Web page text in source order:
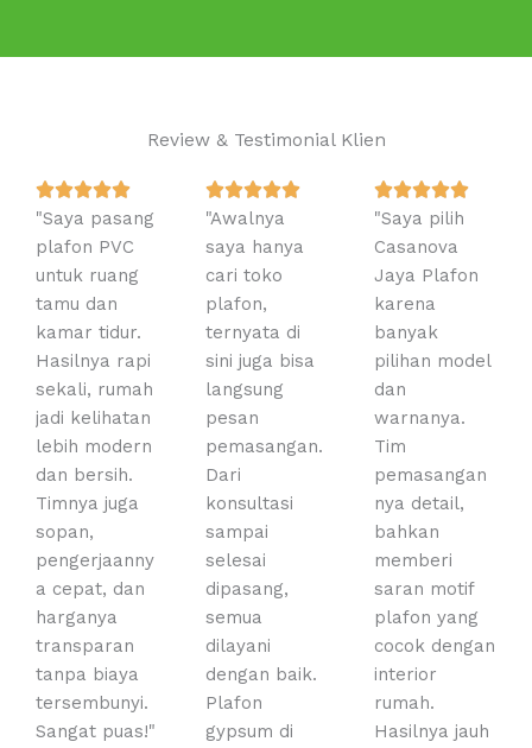
Review & Testimonial Klien
R
a
t
e
5
o
u
t
o
5
"Saya pasang
plafon PVC
untuk ruang
tamu dan
kamar tidur.
Hasilnya rapi
sekali, rumah
jadi kelihatan
lebih modern
dan bersih.
Timnya juga
sopan,
pengerjaanny
a cepat, dan
harganya
transparan
tanpa biaya
tersembunyi.
Sangat puas!"
R
t
5
o
o
"Awalnya
saya hanya
cari toko
plafon,
ternyata di
sini juga bisa
langsung
pesan
pemasangan.
Dari
konsultasi
sampai
selesai
dipasang,
semua
dilayani
dengan baik.
Plafon
gypsum di
R
e
o
f
"Saya pilih
Casanova
Jaya Plafon
karena
banyak
pilihan model
dan
warnanya.
Tim
pemasangan
nya detail,
bahkan
memberi
saran motif
plafon yang
cocok dengan
interior
rumah.
Hasilnya jauh